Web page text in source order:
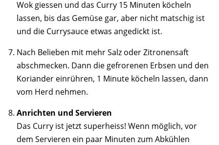
Wok giessen und das Curry 15 Minuten köcheln
lassen, bis das Gemüse gar, aber nicht matschig ist
und die Currysauce etwas angedickt ist.
Nach Belieben mit mehr Salz oder Zitronensaft
abschmecken. Dann die gefrorenen Erbsen und den
Koriander einrühren, 1 Minute köcheln lassen, dann
vom Herd nehmen.
Anrichten und Servieren
Das Curry ist jetzt superheiss! Wenn möglich, vor
dem Servieren ein paar Minuten zum Abkühlen